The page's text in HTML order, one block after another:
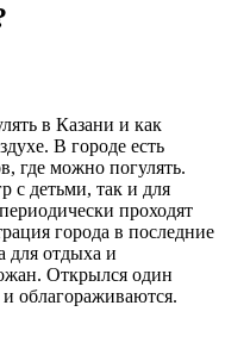
в Казани и как
В городе есть
где можно погулять.
с детьми, так и для
проходят
города в последние
для отдыха и
Открылся один
облагораживаются.